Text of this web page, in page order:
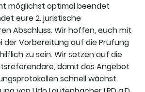
möglichst optimal beendet
eure 2. juristische
Abschluss. Wir hoffen, euch mit
der Vorbereitung auf die Prüfung
zu sein. Wir setzen auf die
damit das Angebot
schnell wächst.